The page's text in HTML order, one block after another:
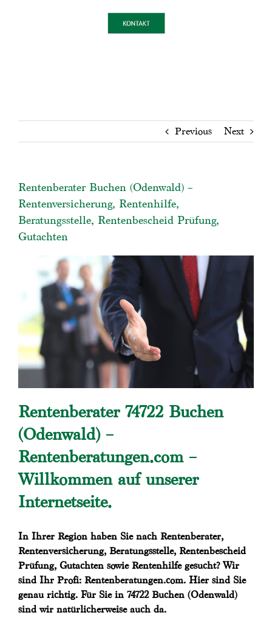
Previous Next
Rentenberater Buchen (Odenwald) –
Rentenversicherung, Rentenhilfe,
Beratungsstelle, Rentenbescheid Prüfung,
Gutachten
Rentenberater 74722 Buchen
(Odenwald) –
Rentenberatungen.com –
Willkommen auf unserer
Internetseite.
In Ihrer Region haben Sie nach Rentenberater,
Rentenversicherung, Beratungsstelle, Rentenbescheid
Prüfung, Gutachten sowie Rentenhilfe gesucht? Wir
sind Ihr Profi: Rentenberatungen.com. Hier sind Sie
genau richtig. Für Sie in 74722 Buchen (Odenwald)
sind wir natürlicherweise auch da.